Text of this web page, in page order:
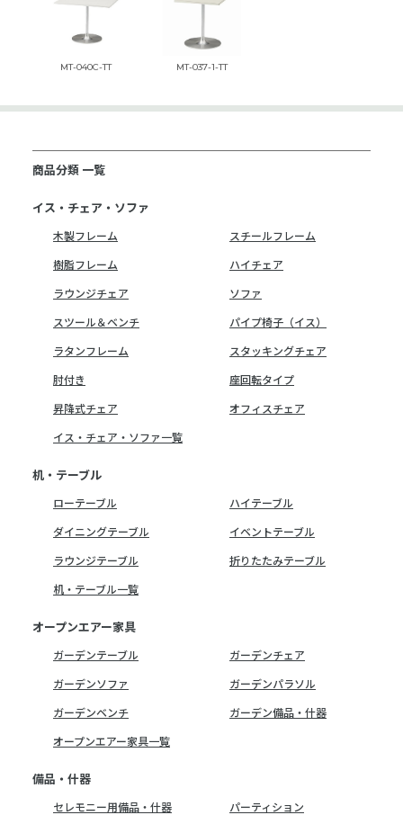
MT-040C-TT MT-037-1-TT
商品分類 一覧
イス・チェア・ソファ
木製フレーム
スチールフレーム
樹脂フレーム
ハイチェア
ラウンジチェア
ソファ
スツール＆ベンチ
パイプ椅子（イス）
ラタンフレーム
スタッキングチェア
肘付き
座回転タイプ
昇降式チェア
オフィスチェア
イス・チェア・ソファ一覧
机・テーブル
ローテーブル
ハイテーブル
ダイニングテーブル
イベントテーブル
ラウンジテーブル
折りたたみテーブル
机・テーブル一覧
オープンエアー家具
ガーデンテーブル
ガーデンチェア
ガーデンソファ
ガーデンパラソル
ガーデンベンチ
ガーデン備品・什器
オープンエアー家具一覧
備品・什器
セレモニー用備品・什器
パーティション